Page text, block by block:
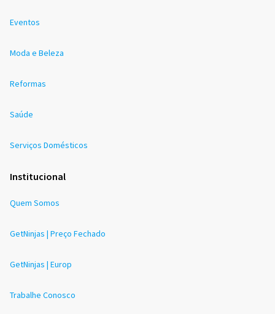
Eventos
Moda e Beleza
Reformas
Saúde
Serviços Domésticos
Institucional
Quem Somos
GetNinjas | Preço Fechado
GetNinjas | Europ
Trabalhe Conosco